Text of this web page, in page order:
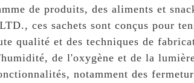
de produits, des aliments et
ces sachets sont conçus pour
qualité et des techniques de
de l'oxygène et de la
notamment des